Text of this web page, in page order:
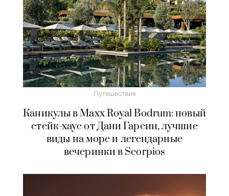
Путешествие
Каникулы в Maxx Royal Bodrum: новый
стейк-хаус от Дани Гарсии, лучшие
виды на море и легендарные
вечеринки в Scorpios